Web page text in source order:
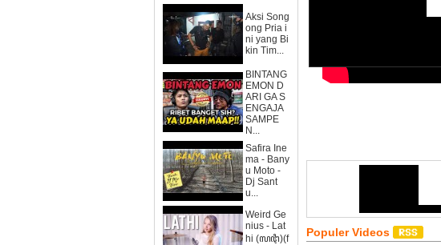
Aksi Song
ong Pria i
ni yang Bi
kin Tim...
BINTANG
EMON D
ARI GA S
ENGAJA
SAMPE
N...
Safira Ine
ma - Bany
u Moto -
Dj Sant
u...
Weird Ge
nius - Lat
hi (ꦭꦛꦶ)(f
Populer Videos